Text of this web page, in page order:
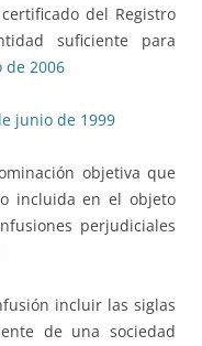
del Registro
suficiente para
de 2006
junio de 1999
objetiva que
incluida en el objeto
perjudiciales
incluir las siglas
de una sociedad